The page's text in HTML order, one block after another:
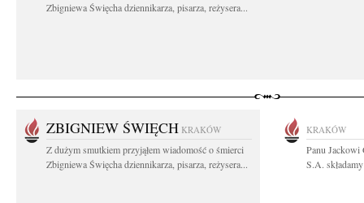
Zbigniewa Święcha dziennikarza, pisarza, reżysera...
ZBIGNIEW ŚWIĘCH KRAKÓW
Z dużym smutkiem przyjąłem wiadomość o śmierci
Zbigniewa Święcha dziennikarza, pisarza, reżysera...
KRAKÓW
Panu Jackowi
S.A.